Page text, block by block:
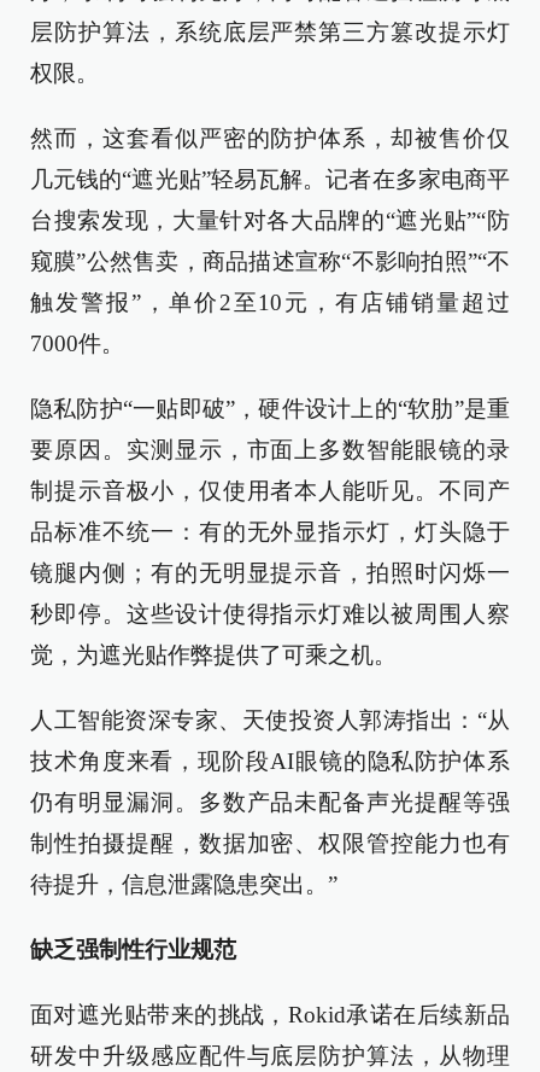
层防护算法，系统底层严禁第三方篡改提示灯
权限。
然而，这套看似严密的防护体系，却被售价仅
几元钱的“遮光贴”轻易瓦解。记者在多家电商平
台搜索发现，大量针对各大品牌的“遮光贴”“防
窥膜”公然售卖，商品描述宣称“不影响拍照”“不
触发警报”，单价2至10元，有店铺销量超过
7000件。
隐私防护“一贴即破”，硬件设计上的“软肋”是重
要原因。实测显示，市面上多数智能眼镜的录
制提示音极小，仅使用者本人能听见。不同产
品标准不统一：有的无外显指示灯，灯头隐于
镜腿内侧；有的无明显提示音，拍照时闪烁一
秒即停。这些设计使得指示灯难以被周围人察
觉，为遮光贴作弊提供了可乘之机。
人工智能资深专家、天使投资人郭涛指出：“从
技术角度来看，现阶段AI眼镜的隐私防护体系
仍有明显漏洞。多数产品未配备声光提醒等强
制性拍摄提醒，数据加密、权限管控能力也有
待提升，信息泄露隐患突出。”
缺乏强制性行业规范
面对遮光贴带来的挑战，Rokid承诺在后续新品
研发中升级感应配件与底层防护算法，从物理